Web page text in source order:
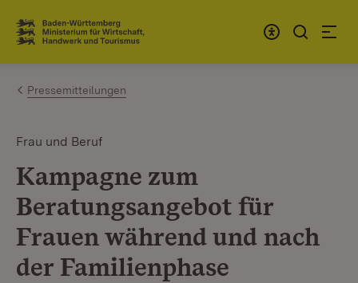
Zum Inhalt springen
Link zur Startseite
Pressemitteilungen
Frau und Beruf
Kampagne zum
Beratungsangebot für
Frauen während und nach
der Familienphase